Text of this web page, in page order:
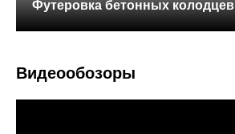
Футеровка бетонных колодцев
Видеообозоры